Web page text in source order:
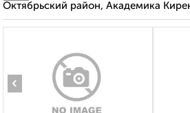
Октябрьский район, Академика
‹